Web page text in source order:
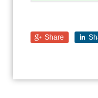
Share